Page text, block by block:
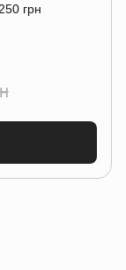
250 грн